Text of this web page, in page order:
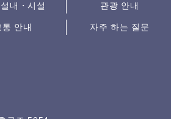
내・시설
통 안내
관광 안내
자주 하는 질문